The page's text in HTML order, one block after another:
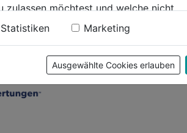
zulassen möchtest und welche nicht.
Datenschutzerklärung
Statistiken Marketing
Ausgewählte Cookies erlauben